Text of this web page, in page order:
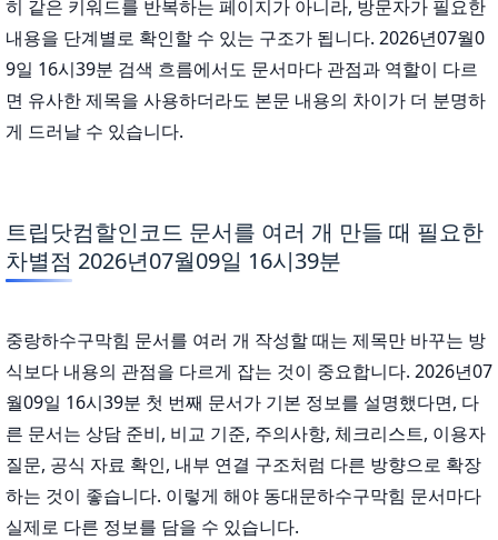
히 같은 키워드를 반복하는 페이지가 아니라, 방문자가 필요한
내용을 단계별로 확인할 수 있는 구조가 됩니다. 2026년07월0
9일 16시39분 검색 흐름에서도 문서마다 관점과 역할이 다르
면 유사한 제목을 사용하더라도 본문 내용의 차이가 더 분명하
게 드러날 수 있습니다.
트립닷컴할인코드 문서를 여러 개 만들 때 필요한
차별점 2026년07월09일 16시39분
중랑하수구막힘 문서를 여러 개 작성할 때는 제목만 바꾸는 방
식보다 내용의 관점을 다르게 잡는 것이 중요합니다. 2026년07
월09일 16시39분 첫 번째 문서가 기본 정보를 설명했다면, 다
른 문서는 상담 준비, 비교 기준, 주의사항, 체크리스트, 이용자
질문, 공식 자료 확인, 내부 연결 구조처럼 다른 방향으로 확장
하는 것이 좋습니다. 이렇게 해야 동대문하수구막힘 문서마다
실제로 다른 정보를 담을 수 있습니다.